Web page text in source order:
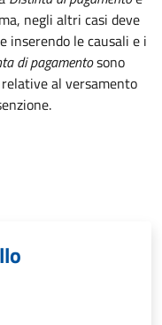
negli altri casi deve
inserendo le causali e i
di pagamentosono
al versamento